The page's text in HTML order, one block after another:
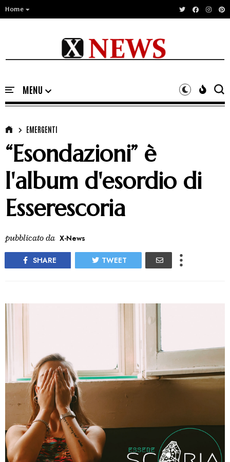
Home
EMERGENTI
“Esondazioni” è
l'album d'esordio di
Esserescoria
pubblicato da X-News
SHARE TWEET